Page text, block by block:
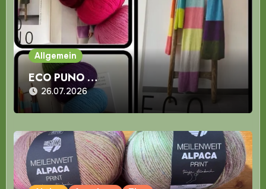
Allgemein
ECO PUNO …
26.07.2026